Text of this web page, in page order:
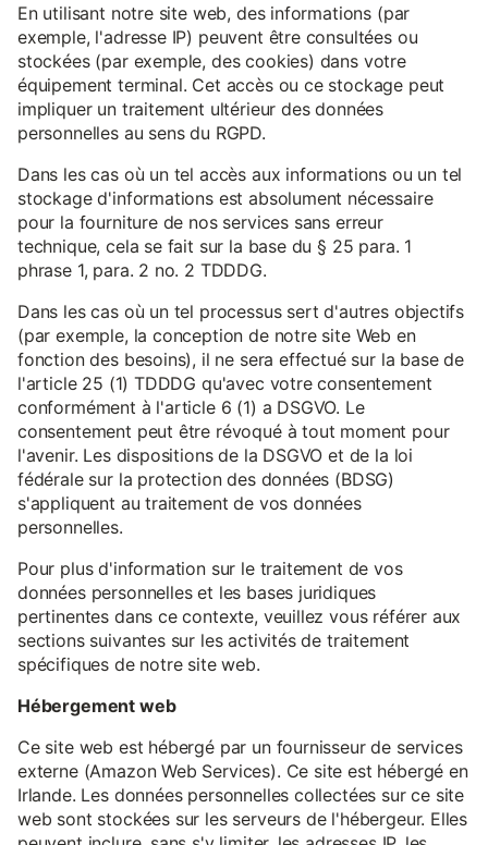
En utilisant notre site web, des informations (par
exemple, l'adresse IP) peuvent être consultées ou
stockées (par exemple, des cookies) dans votre
équipement terminal. Cet accès ou ce stockage peut
impliquer un traitement ultérieur des données
personnelles au sens du RGPD.
Dans les cas où un tel accès aux informations ou un tel
stockage d'informations est absolument nécessaire
pour la fourniture de nos services sans erreur
technique, cela se fait sur la base du § 25 para. 1
phrase 1, para. 2 no. 2 TDDDG.
Dans les cas où un tel processus sert d'autres objectifs
(par exemple, la conception de notre site Web en
fonction des besoins), il ne sera effectué sur la base de
l'article 25 (1) TDDDG qu'avec votre consentement
conformément à l'article 6 (1) a DSGVO. Le
consentement peut être révoqué à tout moment pour
l'avenir. Les dispositions de la DSGVO et de la loi
fédérale sur la protection des données (BDSG)
s'appliquent au traitement de vos données
personnelles.
Pour plus d'information sur le traitement de vos
données personnelles et les bases juridiques
pertinentes dans ce contexte, veuillez vous référer aux
sections suivantes sur les activités de traitement
spécifiques de notre site web.
Hébergement web
Ce site web est hébergé par un fournisseur de services
externe (Amazon Web Services). Ce site est hébergé en
Irlande. Les données personnelles collectées sur ce site
web sont stockées sur les serveurs de l'hébergeur. Elles